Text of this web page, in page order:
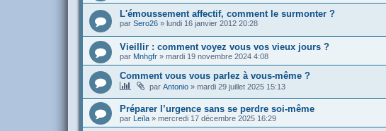
L'émoussement affectif, comment le surmonter ?
par Sero26 » lundi 16 janvier 2012 20:28
Vieillir : comment voyez vous vos vieux jours ?
par Mnhgfr » mardi 19 novembre 2024 4:08
Comment vous vous parlez à vous-même ?
par Antonio » mardi 29 juillet 2025 15:13
Préparer l’urgence sans se perdre soi-même
par Leïla » mercredi 17 décembre 2025 16:29